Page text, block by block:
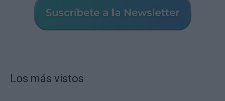
Los más vistos